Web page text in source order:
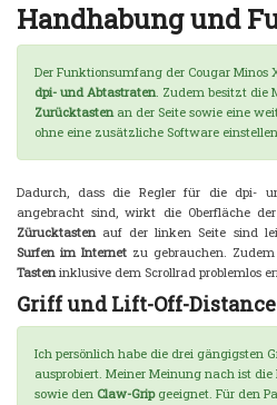
Handhabung und
Der Funktionsumfang der Cougar Minos
dpi- und Abtastraten. Zudem besitzt die
Zurücktastenan der Seite sowie eine
ohne eine zusätzliche Software
Dadurch, dass die Regler für die dpi-
angebracht sind, wirkt die Oberfläche
Zürucktastenauf der linken Seite sind
Surfen im Internetzu gebrauchen.
Tasteninklusive dem Scrollrad problemlos
Griff und Lift-Off-Distance
Ich persönlich habe die drei gängigsten
ausprobiert. Meiner Meinung nach ist
sowie den Claw-Gripgeeignet. Für den